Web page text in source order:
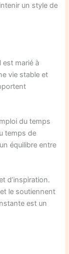
un style de
est marié à
vie stable et
du temps
temps de
équilibre entre
d’inspiration.
le soutiennent
est un